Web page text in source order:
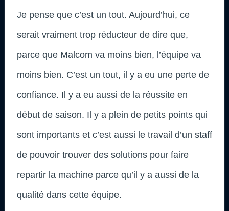
Je pense que c’est un tout. Aujourd’hui, ce
serait vraiment trop réducteur de dire que,
parce que Malcom va moins bien, l’équipe va
moins bien. C’est un tout, il y a eu une perte de
confiance. Il y a eu aussi de la réussite en
début de saison. Il y a plein de petits points qui
sont importants et c’est aussi le travail d’un staff
de pouvoir trouver des solutions pour faire
repartir la machine parce qu’il y a aussi de la
qualité dans cette équipe.